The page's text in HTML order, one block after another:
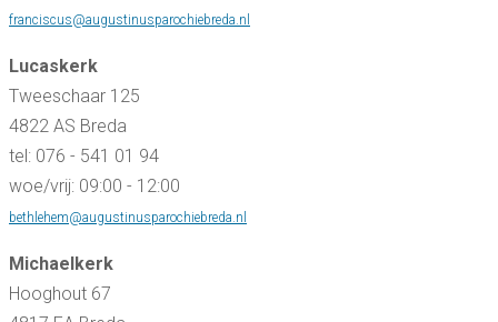
franciscus@augustinusparochiebreda.nl
Lucaskerk
Tweeschaar 125
4822 AS Breda
tel: 076 - 541 01 94
woe/vrij: 09:00 - 12:00
bethlehem@augustinusparochiebreda.nl
Michaelkerk
Hooghout 67